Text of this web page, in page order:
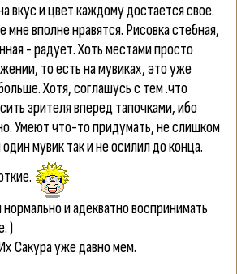
вкус и цвет каждому достается свое.
вполне нравятся. Рисовка стебная,
- радует. Хоть местами просто
то есть на мувиках, это уже
Хотя, соглашусь с тем .что
зрителя вперед тапочками, ибо
Умеют что-то придумать, не слишком
мувик так и не осилил до конца.
и адекватно воспринимать
)
Сакура уже давно мем.